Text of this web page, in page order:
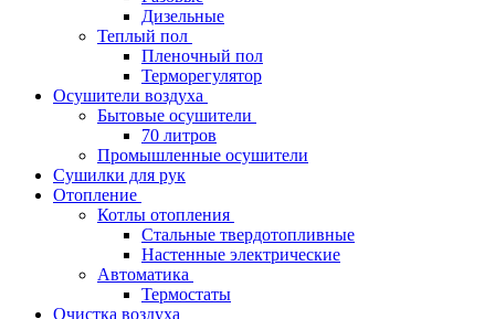
Дизельные
Теплый пол
Пленочный пол
Терморегулятор
Осушители воздуха
Бытовые осушители
70 литров
Промышленные осушители
Сушилки для рук
Отопление
Котлы отопления
Стальные твердотопливные
Настенные электрические
Автоматика
Термостаты
Очистка воздуха